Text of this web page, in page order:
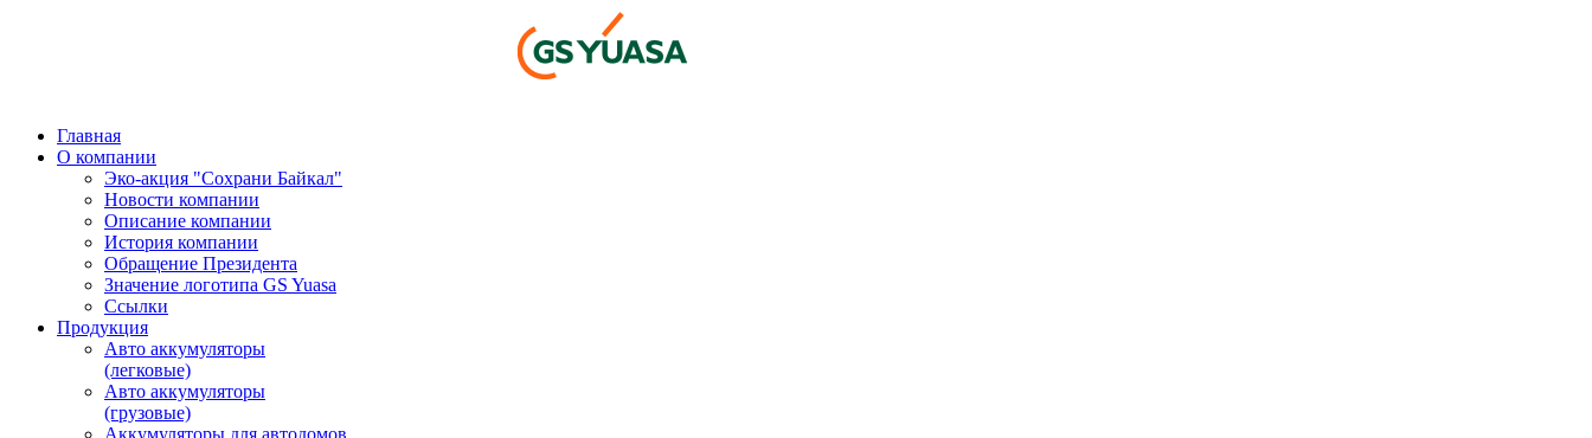
Главная
О компании
Эко-акция "Сохрани Байкал"
Новости компании
Описание компании
История компании
Обращение Президента
Значение логотипа GS Yuasa
Ссылки
Продукция
Авто аккумуляторы
(легковые)
Авто аккумуляторы
(грузовые)
Аккумуляторы для автодомов